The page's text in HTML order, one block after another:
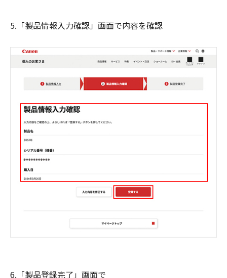
5.「製品情報入力確認」画面で内容を確認
6.「製品登録完了」画面で